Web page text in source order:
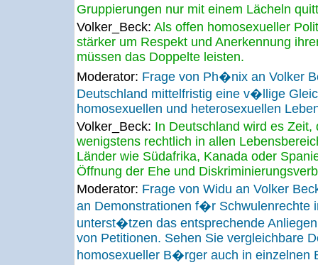
Gruppierungen nur mit einem Lächeln
Volker_Beck: Als offen homosexueller
stärker um Respekt und Anerkennung
müssen das Doppelte leisten.
Moderator: Frage von Ph�nix an Volker
Deutschland mittelfristig eine v�llige
homosexuellen und heterosexuellen
Volker_Beck: In Deutschland wird es Zeit,
wenigstens rechtlich in allen
Länder wie Südafrika, Kanada oder
Öffnung der Ehe und
Moderator: Frage von Widu an Volker
an Demonstrationen f�r Schwulenrechte
unterst�tzen das entsprechende
von Petitionen. Sehen Sie vergleichbare
homosexueller B�rger auch in einzelnen